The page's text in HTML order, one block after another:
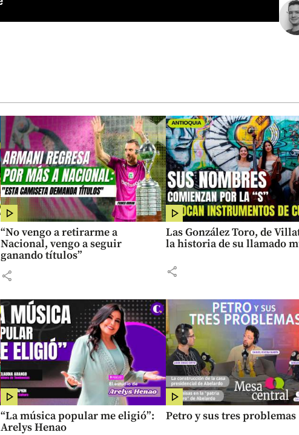
“No vengo a retirarme a
Nacional, vengo a seguir
ganando títulos”
share
Las González Toro, de
la historia de su llamado
share
“La música popular me eligió”:
Arelys Henao
Petro y sus tres problemas